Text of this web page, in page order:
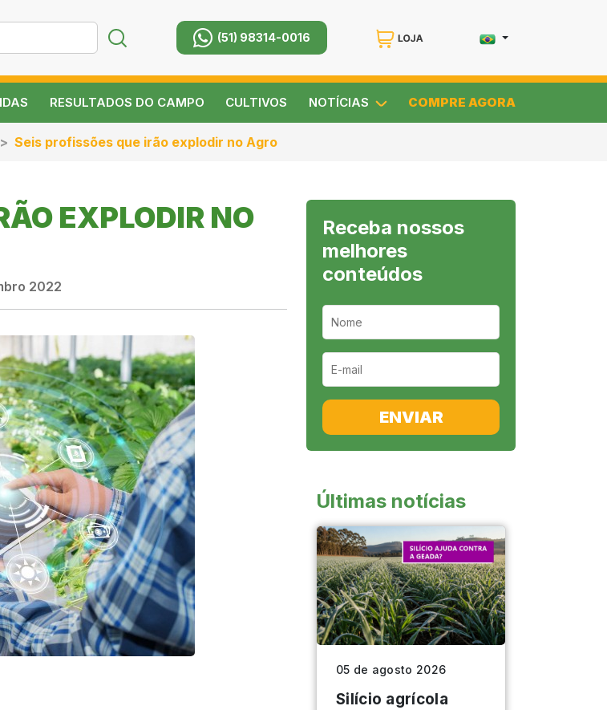
(51) 98314-0016
RESULTADOS DO CAMPO CULTIVOS NOTÍCIAS COMPRE AGORA
Seis profissões que irão explodir no Agro
EXPLODIR NO
2022
Receba nossos
melhores
conteúdos
ENVIAR
Últimas notícias
05 de agosto 2026
Silício agrícola